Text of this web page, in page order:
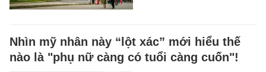
Nhìn mỹ nhân này “lột xác” mới hiểu thế
nào là "phụ nữ càng có tuổi càng cuốn"!